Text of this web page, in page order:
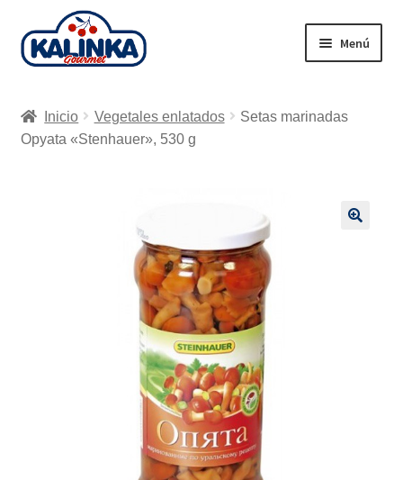
Ir
a
Ir
al
Menú
Tienda en línea
Inicio Vegetales enlatados
Setas marinadas
Opyata «Stenhauer», 530 g